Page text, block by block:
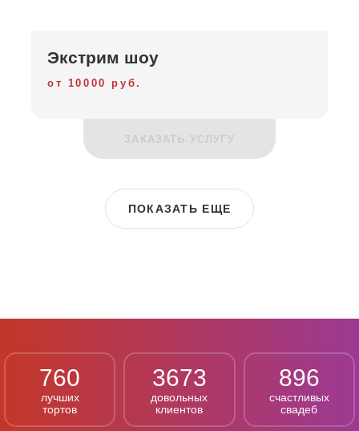
Экстрим шоу
от 10000 руб.
ЗАКАЗАТЬ УСЛУГУ
ПОКАЗАТЬ ЕЩЕ
760
лучших
тортов
3673
довольных
клиентов
896
счастливых
свадеб